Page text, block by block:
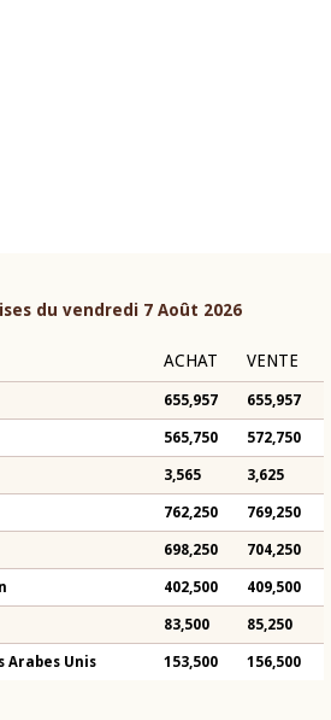
du vendredi 7 Août 2026
ACHAT VENTE
655,957 655,957
565,750 572,750
3,565 3,625
762,250 769,250
698,250 704,250
402,500 409,500
83,500 85,250
Arabes Unis 153,500 156,500